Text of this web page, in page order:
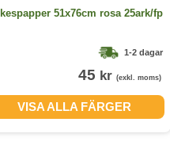
51x76cm rosa 25ark/fp
1-2 dagar
45 kr (exkl. moms)
VISA ALLA FÄRGER